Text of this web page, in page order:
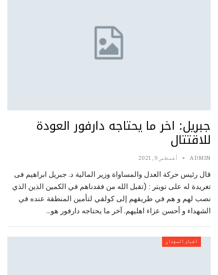
جبريل: اخر ما يحتاجه دارفور العودة
للاقتتال
ADMIN أغسطس 9, 2021
قال رئيس حركة العدل والمساواة وزير المالية د. جبريل ابراهيم فى
تغريدة له على تويتر : (تقبل الله من فقدناهم في الكمين الذين الذي
نصب لهم و هم في طريقهم إلى كولقي لتأمين المنطقة عنده في
الشهداء و أحسن عزاء اهليهم. آخر ما يحتاجه دارفور هو…
اخبار السودان